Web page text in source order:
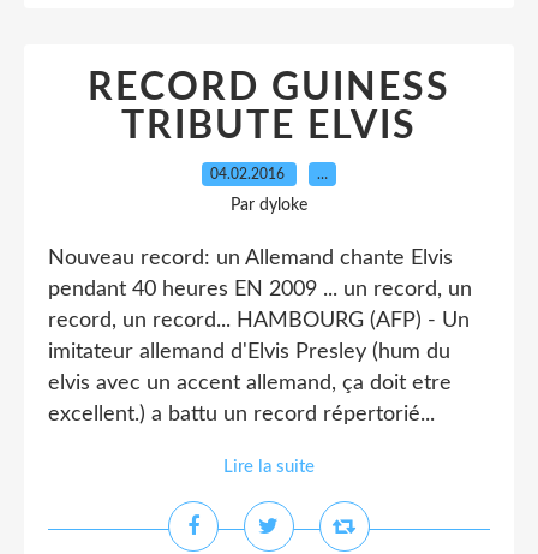
RECORD GUINESS
TRIBUTE ELVIS
04.02.2016 …
Par dyloke
Nouveau record: un Allemand chante Elvis
pendant 40 heures EN 2009 ... un record, un
record, un record... HAMBOURG (AFP) - Un
imitateur allemand d'Elvis Presley (hum du
elvis avec un accent allemand, ça doit etre
excellent.) a battu un record répertorié...
Lire la suite